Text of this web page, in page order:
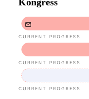
CURRENT PROGRESS
CURRENT PROGRESS
CURRENT PROGRESS